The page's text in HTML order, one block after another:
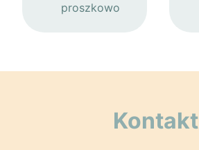
proszkowo
Kontakt